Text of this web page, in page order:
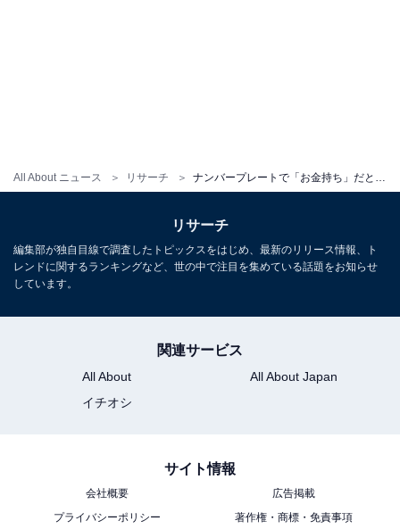
All About ニュース リサーチ
リサーチ
編集部が独自目線で調査したトピックスをはじめ、最新のリリース情報、ト
レンドに関するランキングなど、世の中で注目を集めている話題をお知らせ
しています。
関連サービス
All About
All About Japan
イチオシ
サイト情報
会社概要
広告掲載
プライバシーポリシー
著作権・商標・免責事項